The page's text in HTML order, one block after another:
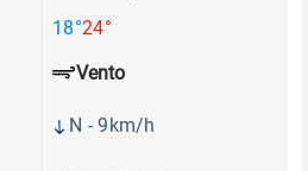
18°24°
Vento
N - 9km/h